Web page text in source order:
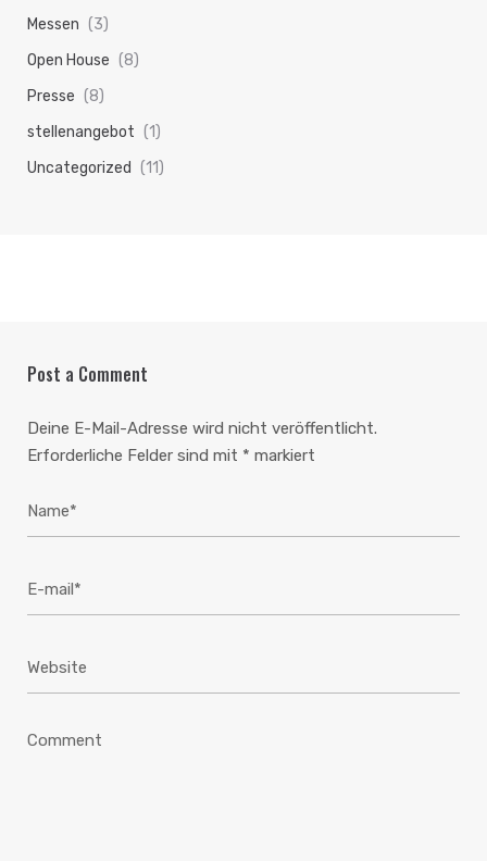
Messen (3)
Open House (8)
Presse (8)
stellenangebot (1)
Uncategorized (11)
Post a Comment
Deine E-Mail-Adresse wird nicht veröffentlicht.
Erforderliche Felder sind mit * markiert